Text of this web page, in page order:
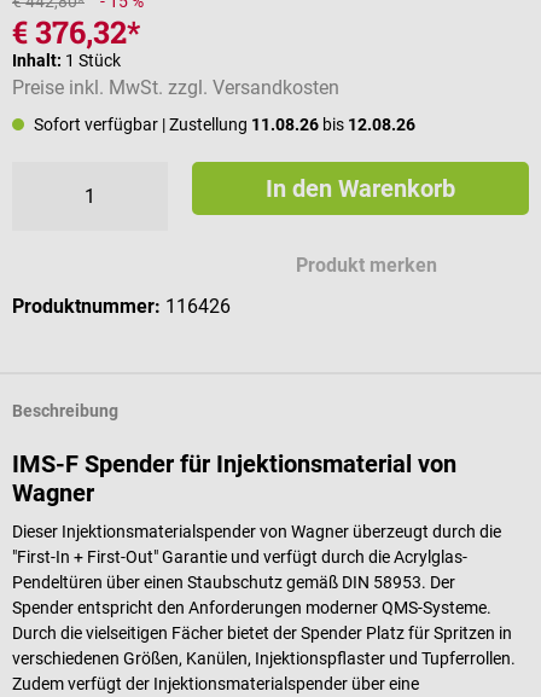
€ 376,32*
Inhalt: 1 Stück
Preise inkl. MwSt. zzgl. Versandkosten
Sofort verfügbar | Zustellung 11.08.26 bis 12.08.26
In den Warenkorb
Produkt merken
Produktnummer: 116426
Beschreibung
IMS-F Spender für Injektionsmaterial von
Wagner
Dieser Injektionsmaterialspender von Wagner überzeugt durch die
"First-In + First-Out" Garantie und verfügt durch die Acrylglas-
Pendeltüren über einen Staubschutz gemäß DIN 58953. Der
Spender entspricht den Anforderungen moderner QMS-Systeme.
Durch die vielseitigen Fächer bietet der Spender Platz für Spritzen in
verschiedenen Größen, Kanülen, Injektionspflaster und Tupferrollen.
Zudem verfügt der Injektionsmaterialspender über eine